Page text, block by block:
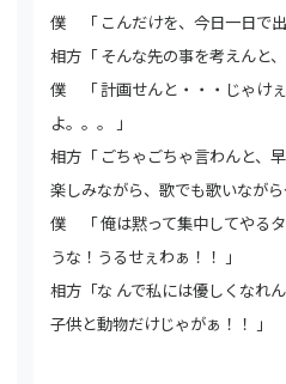
僕 「 こんだけを、今日一日で出
相方「 そんな先の事を考えんと、
僕 「 計画せんと・・・じゃけ
よ。。。 」
相方「 ごちゃごちゃ言わんと、
楽しみながら、歌でも歌いなが
僕 「 俺は黙って集中してやる
うな！うるせぇわぁ！！ 」
相方「な んで私には優しくなれ
子供と動物だけじゃがぁ！！ 」